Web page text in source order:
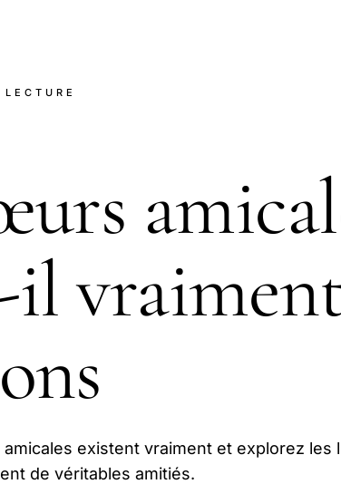
existent vraiment et explorez les
de véritables amitiés.